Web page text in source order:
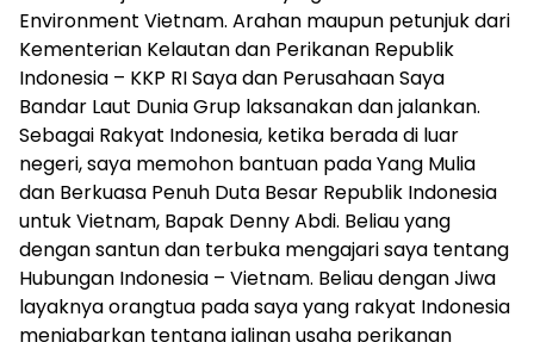
Environment Vietnam. Arahan maupun petunjuk dari
Kementerian Kelautan dan Perikanan Republik
Indonesia – KKP RI Saya dan Perusahaan Saya
Bandar Laut Dunia Grup laksanakan dan jalankan.
Sebagai Rakyat Indonesia, ketika berada di luar
negeri, saya memohon bantuan pada Yang Mulia
dan Berkuasa Penuh Duta Besar Republik Indonesia
untuk Vietnam, Bapak Denny Abdi. Beliau yang
dengan santun dan terbuka mengajari saya tentang
Hubungan Indonesia – Vietnam. Beliau dengan Jiwa
layaknya orangtua pada saya yang rakyat Indonesia
menjabarkan tentang jalinan usaha perikanan